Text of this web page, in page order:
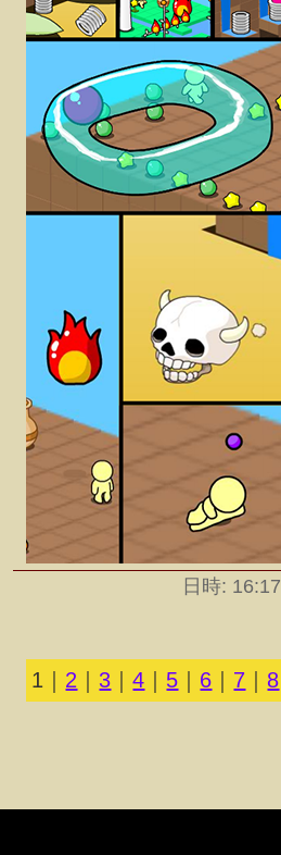
日時: 16:17
1 2 3 ｜4 5 6 7 8